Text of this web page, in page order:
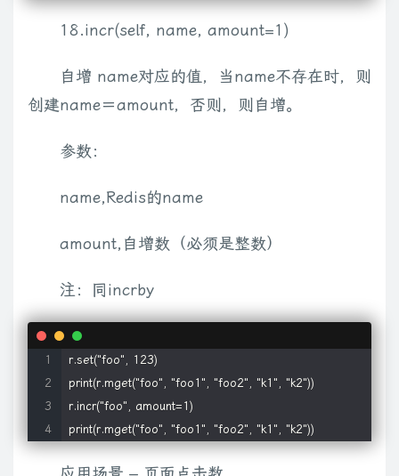
18.incr(self, name, amount=1)
自增 name对应的值，当name不存在时，则
创建name＝amount，否则，则自增。
参数：
name,Redis的name
amount,自增数（必须是整数）
注：同incrby
r.set("foo", 123)
print(r.mget("foo", "foo1", "foo2", "k1", "k2"))
r.incr("foo", amount=1)
print(r.mget("foo", "foo1", "foo2", "k1", "k2"))